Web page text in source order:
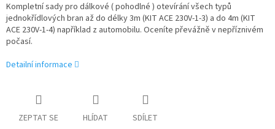
Kompletní sady pro dálkové ( pohodlné ) otevírání všech typů
jednokřídlových bran až do délky 3m (KIT ACE 230V-1-3) a do 4m (KIT
ACE 230V-1-4) například z automobilu. Oceníte převážně v nepříznivém
počasí.
Detailní informace
ZEPTAT SE HLÍDAT SDÍLET